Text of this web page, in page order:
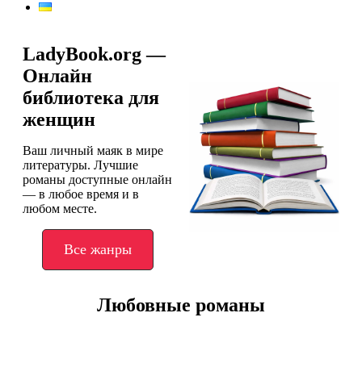
LadyBook.org —
Онлайн
библиотека для
женщин
Ваш личный маяк в мире
литературы. Лучшие
романы доступные онлайн
— в любое время и в
любом месте.
Все жанры
Любовные романы